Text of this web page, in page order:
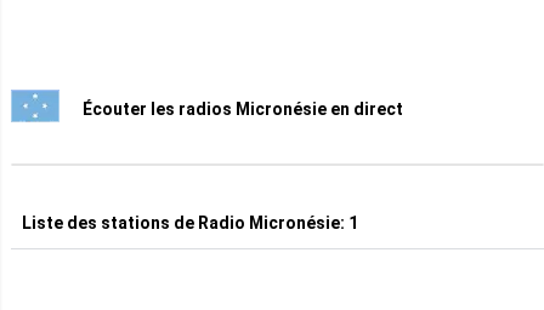
Écouter les radios Micronésie en direct
Liste des stations de Radio Micronésie: 1